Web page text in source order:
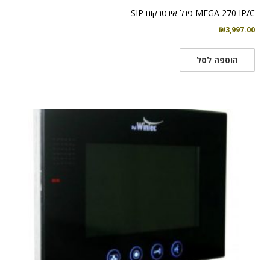
MEGA 270 IP/C פנל אינטרקום SIP
₪3,997.00
הוספה לסל